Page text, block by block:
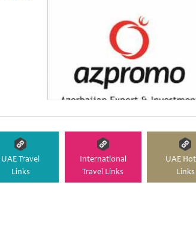
UAE Travel
Links
International
Travel Links
UAE
Links